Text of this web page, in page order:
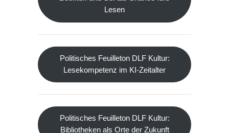
Lesen
Politisches Feuilleton DLF Kultur:
Lesekompetenz im KI-Zeitalter
Politisches Feuilleton DLF Kultur:
Bibliotheken als Orte der Zukunft